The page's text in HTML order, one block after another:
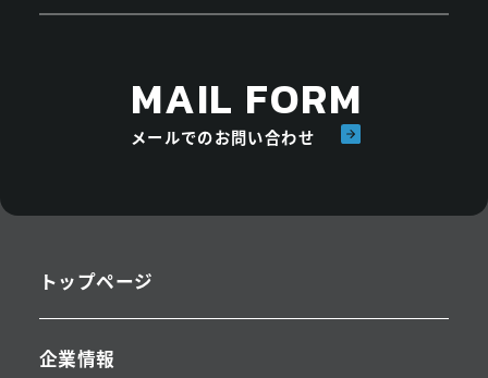
MAIL FORM
メールでのお問い合わせ
トップページ
企業情報